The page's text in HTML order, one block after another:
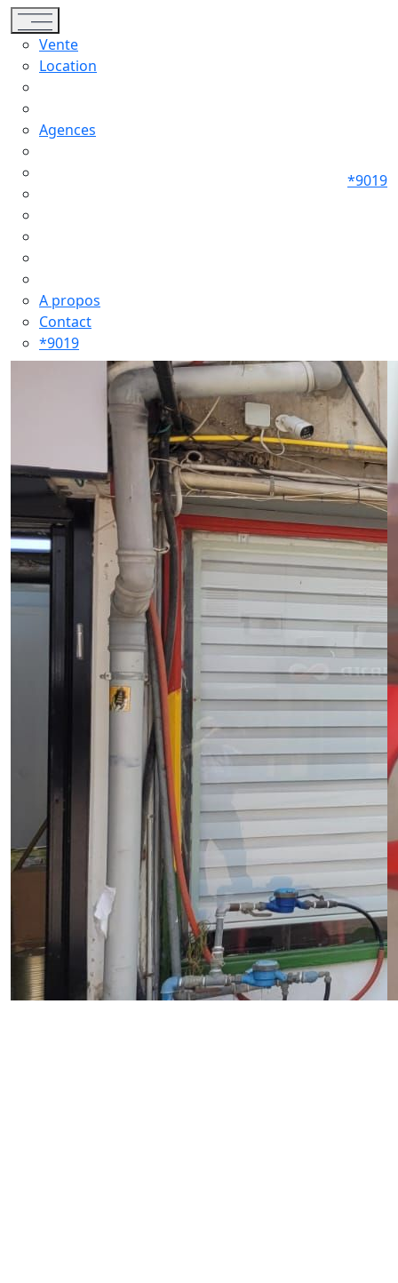
Toggle navigation
Vente
Location
Agences
A propos
Contact
*9019
*9019